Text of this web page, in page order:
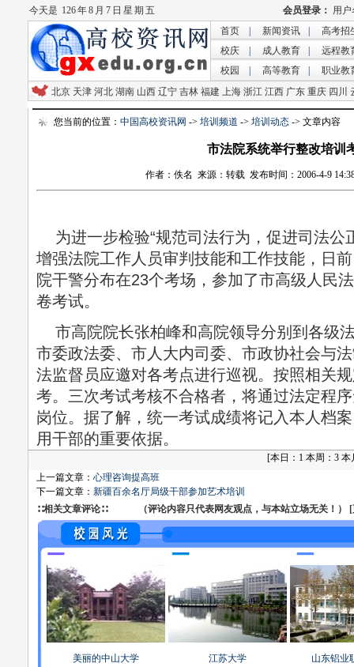
今天是 126 年 8 月 7 日 星 期 五
首页
新闻资讯
高考招
校庆
成人教育
远程教
校园
高等教育
职业教
北京 天津 河北 湖南 山西 辽宁 吉林 福建 上海 浙江 江西 广东 重庆 四川
您当前的位置： 中国高校资讯网 -> 培训频道 -> 培训动态 -> 文章内容
市法院系统举行整改培训
作者：佚名 来源：转载 发布时间：2006-4-9
为进一步检验“规范司法行为，促进司法公
增强法院工作人员审判技能和工作技能，日
院干警分布在23个考场，参加了市高级人民
卷考试。
市高院院长张柏峰和高院领导分别到各级
市委政法委、市人大内司委、市政协社会与
法监督员应邀对各考点进行巡视。按照相关
考。三次考试考核不合格者，将通过法定程
岗位。据了解，统一考试成绩将记入本人档
用干部的重要依据。
[本日：1 本周：3
上一篇文章： 心理咨询提高班
下一篇文章： 新疆百余名厅局级干部参加艺术培训
∷相关文章评论∷ （评论内容只代表网友观点，与本站立场无关！） [
美丽的中山大学 江苏大学 山东铝业